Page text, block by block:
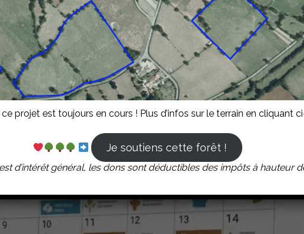
projet est toujours en cours ! Plus d’infos sur le terrain en cliquant
Je soutiens cette forêt !
d’intérêt général, les dons sont déductibles des impôts à hauteur